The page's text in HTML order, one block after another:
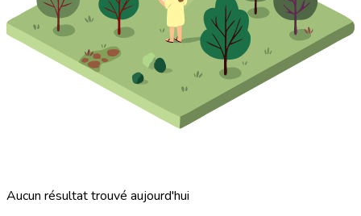
Aucun résultat trouvé aujourd'hui